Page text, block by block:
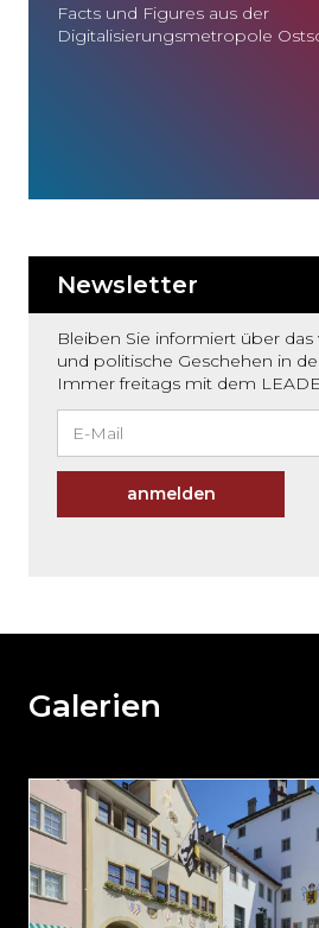
Facts und Figures aus der
Digitalisierungsmetropole
Newsletter
Bleiben Sie informiert über das
und politische Geschehen in
Immer freitags mit dem
anmelden
weiteren
und
direkt
zum
Seitenende
springen?
Galerien